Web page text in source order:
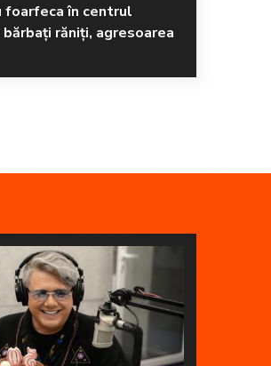
foarfeca în centrul
răniți, agresoarea